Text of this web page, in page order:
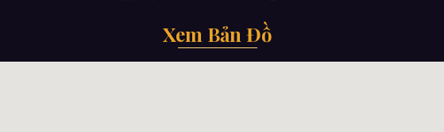
Xem Bản Đồ